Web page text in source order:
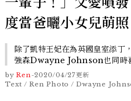
度當爸曬小女兒萌照
除了凱特王妃在為英國皇室添丁
強森Dwayne Johnson也同時
by Ren-2020/04/27更新
Text / Ren Photo / Dwayne